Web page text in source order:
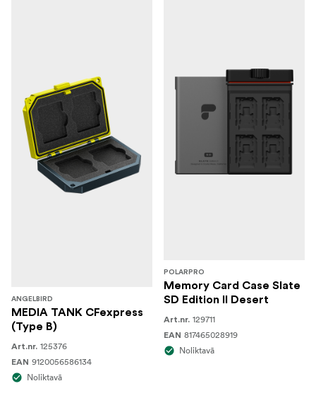
ANGELBIRD
MEDIA TANK CFexpress
(Type B)
Art.nr. 125376
EAN 9120056586134
Noliktavā
POLARPRO
Memory Card Case Slate
SD Edition II Desert
Art.nr. 129711
EAN 817465028919
Noliktavā